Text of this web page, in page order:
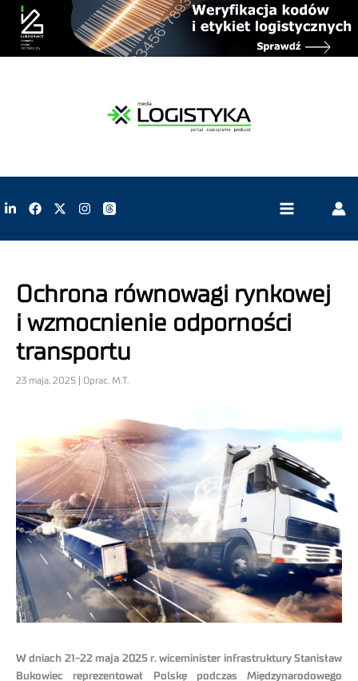
Ochrona równowagi rynkowej
i wzmocnienie odporności
transportu
23 maja, 2025 | Oprac. M.T.
W dniach 21-22 maja 2025 r. wiceminister infrastruktury Stanisław
Bukowiec reprezentował Polskę podczas Międzynarodowego